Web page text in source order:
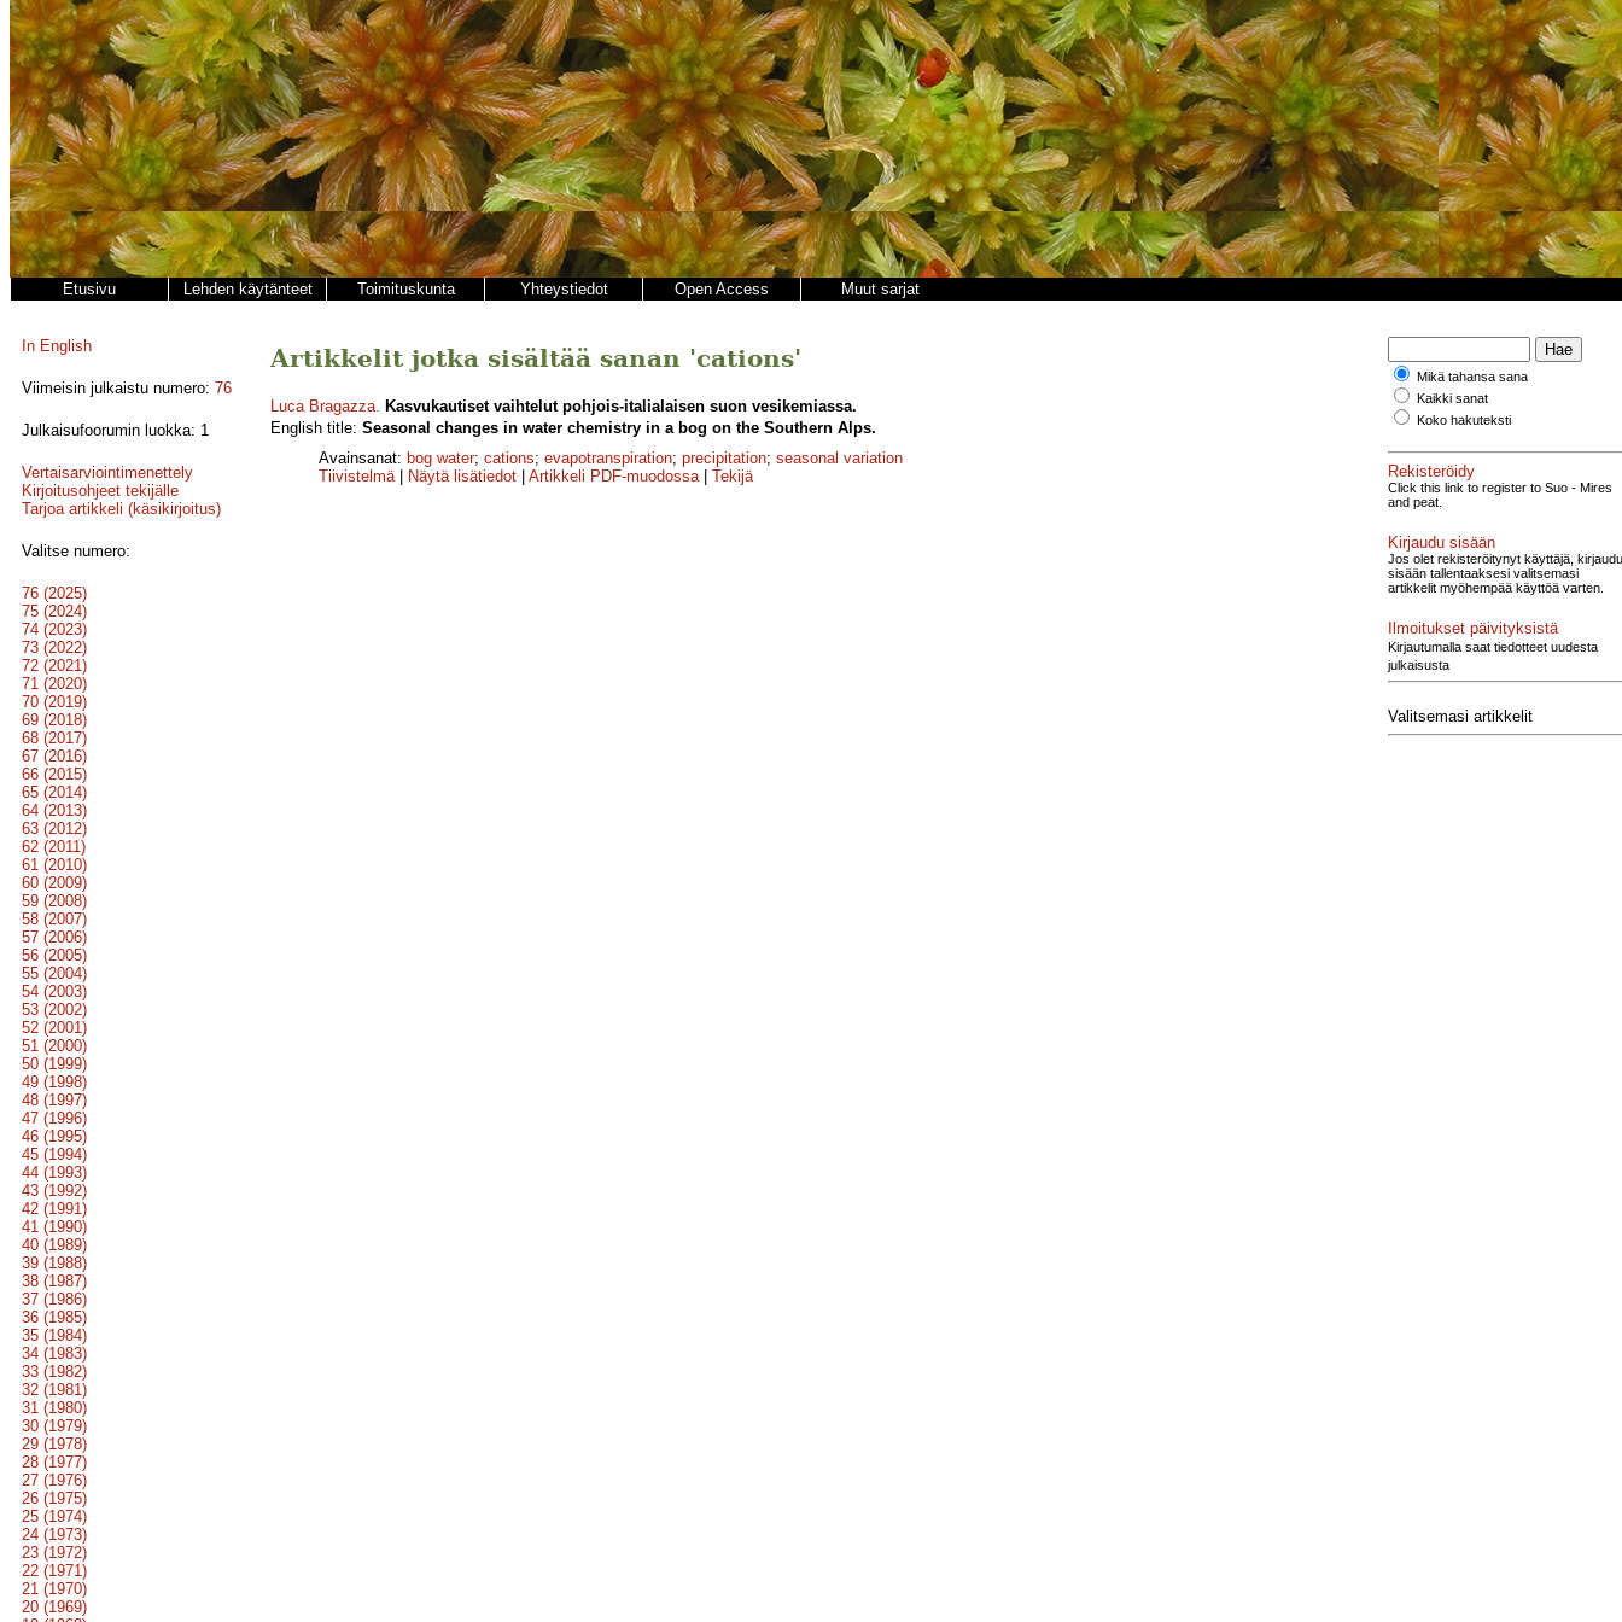
Etusivu Lehden käytänteet Toimituskunta Yhteystiedot Open Access Muut sarjat
In English
Viimeisin julkaistu numero: 76
Julkaisufoorumin luokka: 1
Vertaisarviointimenettely
Kirjoitusohjeet tekijälle
Tarjoa artikkeli (käsikirjoitus)
Valitse numero:
76 (2025)
75 (2024)
74 (2023)
73 (2022)
72 (2021)
71 (2020)
70 (2019)
69 (2018)
68 (2017)
67 (2016)
66 (2015)
65 (2014)
64 (2013)
63 (2012)
62 (2011)
61 (2010)
60 (2009)
59 (2008)
58 (2007)
57 (2006)
56 (2005)
55 (2004)
54 (2003)
53 (2002)
52 (2001)
51 (2000)
50 (1999)
49 (1998)
48 (1997)
47 (1996)
46 (1995)
45 (1994)
44 (1993)
43 (1992)
42 (1991)
41 (1990)
40 (1989)
39 (1988)
38 (1987)
37 (1986)
36 (1985)
35 (1984)
34 (1983)
33 (1982)
32 (1981)
31 (1980)
30 (1979)
29 (1978)
28 (1977)
27 (1976)
26 (1975)
25 (1974)
24 (1973)
23 (1972)
22 (1971)
21 (1970)
20 (1969)
Artikkelit jotka sisältää sanan 'cations'
Luca Bragazza. Kasvukautiset vaihtelut pohjois-italialaisen suon vesikemiassa.
English title: Seasonal changes in water chemistry in a bog on the Southern Alps.
Avainsanat: bog water; cations; evapotranspiration; precipitation; seasonal variation
Tiivistelmä| Näytä lisätiedot Artikkeli PDF-muodossa| Tekijä
Mikä tahansa sana
Kaikki sanat
Koko hakuteksti
Rekisteröidy
Click this link to register to Suo - Mires
and peat.
Kirjaudu sisään
Jos olet rekisteröitynyt käyttäjä, kirjaudu
sisään tallentaaksesi valitsemasi
artikkelit myöhempää käyttöä varten.
Ilmoitukset päivityksistä
Kirjautumalla saat tiedotteet uudesta
julkaisusta
Valitsemasi artikkelit